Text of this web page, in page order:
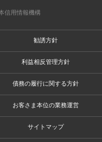
信用情報機構
勧誘方針
利益相反管理方針
債務の履行に関する方針
お客さま本位の業務運営
サイトマップ